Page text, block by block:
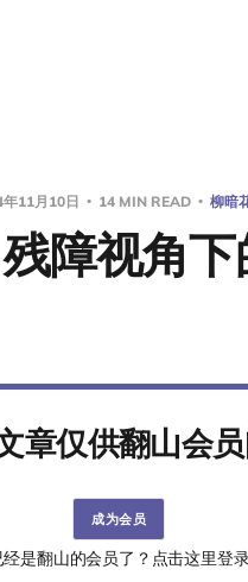
11月10日 14 MIN READ 柳暗
障视角
章仅供翻山会
成为会员
经是翻山的会员了？点击这里登